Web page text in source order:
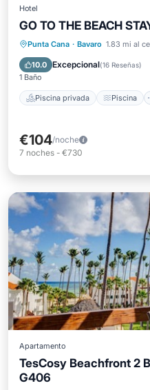
Hotel
GO TO THE BEACH
Punta Cana · Bavaro 1.83 mi al
10.0 Excepcional(16 Reseñas)
1 Baño
Piscina privada Piscina
Piscina privada
Balcón/Terraza
€104/noche
7 noches - €730
Apartamento
TesCosy Beachfront 2
G406